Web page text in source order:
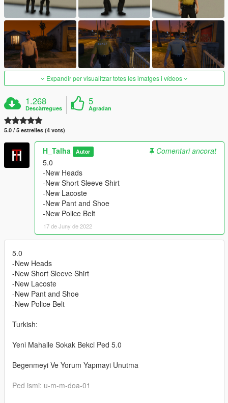
Expandir per visualitzar totes les imatges i vídeos
1.268
Descàrregues
5
Agradan
5.0 / 5 estrelles (4 vots)
H_Talha Autor
Comentari ancorat
5.0
-New Heads
-New Short Sleeve Shirt
-New Lacoste
-New Pant and Shoe
-New Police Belt
17 de Juny de 2022
5.0
-New Heads
-New Short Sleeve Shirt
-New Lacoste
-New Pant and Shoe
-New Police Belt
Turkish:
Yeni Mahalle Sokak Bekci Ped 5.0
Begenmeyi Ve Yorum Yapmayi Unutma
Ped ismi: u-m-m-doa-01